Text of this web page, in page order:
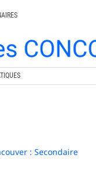
: Secondaire